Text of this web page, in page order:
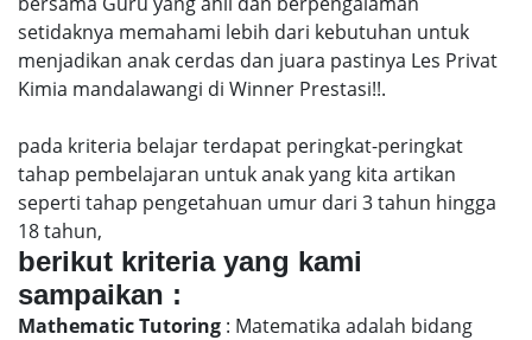
setidaknya memahami lebih dari kebutuhan untuk
menjadikan anak cerdas dan juara pastinya Les Privat
Kimia mandalawangi di Winner Prestasi!!.
pada kriteria belajar terdapat peringkat-peringkat
tahap pembelajaran untuk anak yang kita artikan
seperti tahap pengetahuan umur dari 3 tahun hingga
18 tahun,
berikut kriteria yang kami
sampaikan :
Mathematic Tutoring : Matematika adalah bidang